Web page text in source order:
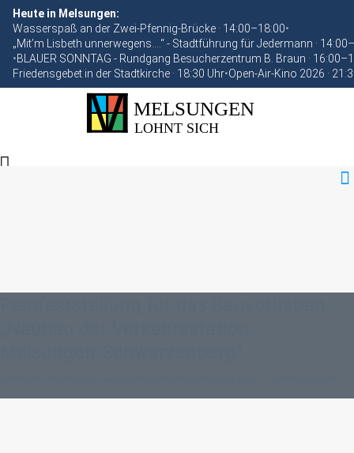
Heute in Melsungen:
Wasserspaß an der Zwei-Pfennig-Brücke · 14:00–18:00•
„Mit’m Lisbeth unnerwegens….“ - Stadtführung für Jedermann ·
•BLAUER SONNTAG - Rundgang Besucherzentrum B. Braun ·
Friedensgebet in der Stadtkirche · 18:30 Uhr•Open-Air-Kino 2026 ·